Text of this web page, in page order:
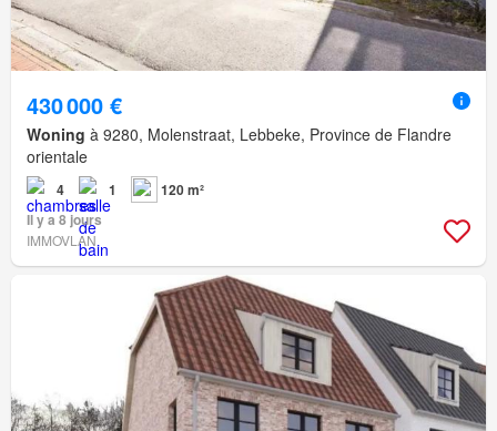
430 000 €
Woning à 9280, Molenstraat, Lebbeke, Province de Flandre
orientale
4 1
120 m²
Il y a 8 jours
IMMOVLAN